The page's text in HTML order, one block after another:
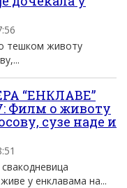
тешком животу
“ЕНКЛАВЕ”
Филм о животу
сузе наде и
у енклавама на...